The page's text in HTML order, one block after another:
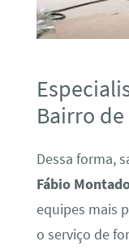
Bairro de
Dessa forma,
Fábio
equipes mais
o serviço de